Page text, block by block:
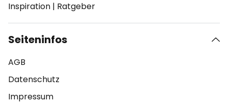
Inspiration | Ratgeber
Seiteninfos
AGB
Datenschutz
Impressum